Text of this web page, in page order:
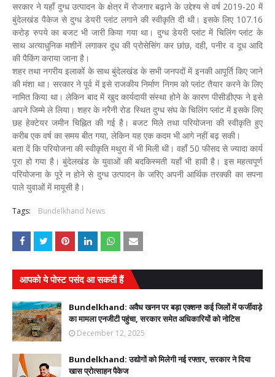
सरकार ने यहाँ दुग्ध उत्पादन के क्षेत्र में रोजगार बढ़ाने के उद्देश्य से वर्ष 2019-20 में
बुंदेलखंड पैकेज से दुग्ध डेयरी प्लांट लगाने की स्वीकृति दी थी। इसके लिए 107.16
करोड़ रुपये का बजट भी जारी किया गया था। दुग्ध डेयरी प्लांट में चिलिंग प्लांट के
साथ अत्याधुनिक मशीनें लगाकर दूध की प्रोसेसिंग कर छांछ, दही, पनीर व दूध आदि
की पैकिंग कराया जाना है।
शहर तथा नगरीय इलाकों के साथ बुंदेलखंड के सभी जनपदों में इनकी आपूर्ति किए जाने
की मंशा था। सरकार ने पूर्व में इसे राजकीय निर्माण निगम को प्लांट तैयार करने के लिए
नामित किया था। लेकिन बाद में खुद कार्यदायी संस्था होने के कारण पीसीडीएफ ने इसे
अपने जिम्मे ले लिया। शहर के नरैनी रोड स्थित दुग्ध संघ के चिलिंग प्लांट में इसके लिए
छह हेक्टेयर जमीन चिह्नित की गई है। बजट मिले तथा परियोजना की स्वीकृति हुए
करीब एक वर्ष का समय बीत गया, लेकिन यह एक कदम भी आगे नहीं बढ़ सकी।
बता दें कि परियोजना की स्वीकृति मथुरा में भी मिली थी। वहाँ 50 फीसद से ज्यादा कार्य
पूरा हो गया है। बुंदेलखंड के युवाओं की बदकिस्मती यहाँ भी हावी है। इस महत्वपूर्ण
परियोजना के पूरे न होने से दुग्ध उत्पादन के जरिए अपनी आर्थिक तरक्की का सपना
पाले युवाओं में मायूसी है।
Tags: Bundelkhand News
आपको ये पोस्ट पसंद आ सकती हैं
Bundelkhand: अवैध खनन पर बड़ा एक्शन! कई जिलों में फर्जीवाड़े
का मामला एनजीटी पहुंचा, सरकार समेत अधिकारियों को नोटिस
December 12, 2025
Bundelkhand: उद्योगों को मिलेगी नई रफ्तार, सरकार ने दिया
खास प्रोत्साहन पैकेज